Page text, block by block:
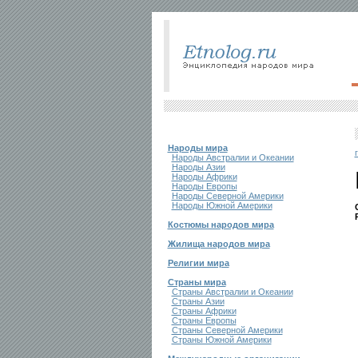
Народы мира
Народы Австралии и Океании
Народы Азии
Народы Африки
Народы Европы
Народы Северной Америки
Народы Южной Америки
Костюмы народов мира
Жилища народов мира
Религии мира
Страны мира
Страны Австралии и Океании
Страны Азии
Страны Африки
Страны Европы
Страны Северной Америки
Страны Южной Америки